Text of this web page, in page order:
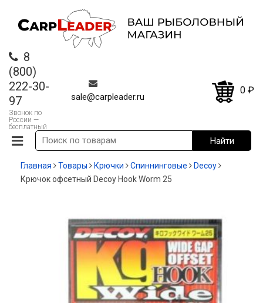
8
(800)
222-30-
97
Звонок по
России —
бесплатный
sale@carpleader.ru
0 ₽
Главная Товары Крючки Спиннинговые
Decoy
Крючок офсетный Decoy Hook Worm 25